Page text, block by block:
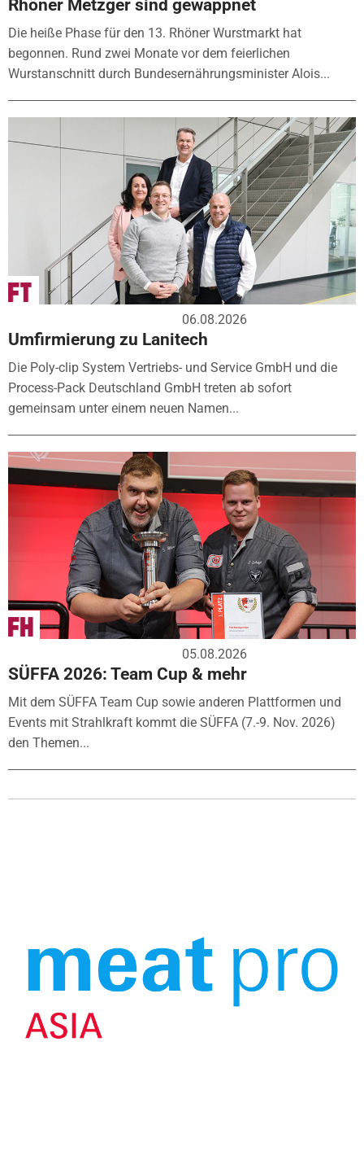
Rhöner Metzger sind gewappnet
Die heiße Phase für den 13. Rhöner Wurstmarkt hat
begonnen. Rund zwei Monate vor dem feierlichen
Wurstanschnitt durch Bundesernährungsminister Alois...
06.08.2026
Umfirmierung zu Lanitech
Die Poly-clip System Vertriebs- und Service GmbH und die
Process-Pack Deutschland GmbH treten ab sofort
gemeinsam unter einem neuen Namen...
05.08.2026
SÜFFA 2026: Team Cup & mehr
Mit dem SÜFFA Team Cup sowie anderen Plattformen und
Events mit Strahlkraft kommt die SÜFFA (7.-9. Nov. 2026)
den Themen...